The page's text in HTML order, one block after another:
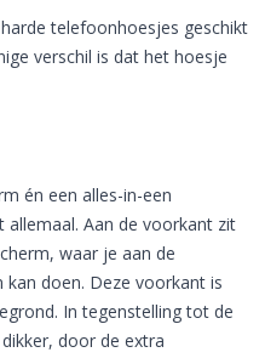
telefoonhoesjes geschikt
verschil is dat het hoesje
én een alles-in-een
allemaal. Aan de voorkant zit
waar je aan de
kan doen. Deze voorkant is
In tegenstelling tot de
door de extra